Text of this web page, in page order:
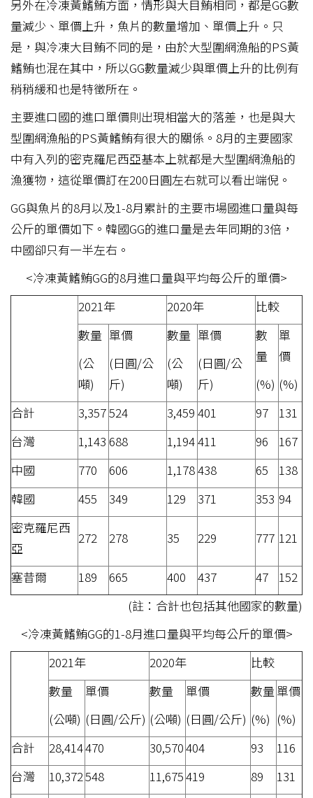
另外在冷凍黃鰭鮪方面，情形與大目鮪相同，都是GG數
量減少、單價上升，魚片的數量增加、單價上升。只
是，與冷凍大目鮪不同的是，由於大型圍網漁船的PS黃
鰭鮪也混在其中，所以GG數量減少與單價上升的比例有
稍稍緩和也是特徵所在。
主要進口國的進口單價則出現相當大的落差，也是與大
型圍網漁船的PS黃鰭鮪有很大的關係。8月的主要國家
中有入列的密克羅尼西亞基本上就都是大型圍網漁船的
漁獲物，這從單價訂在200日圓左右就可以看出端倪。
GG與魚片的8月以及1-8月累計的主要市場國進口量與每
公斤的單價如下。韓國GG的進口量是去年同期的3倍，
中國卻只有一半左右。
<冷凍黃鰭鮪GG的8月進口量與平均每公斤的單價>
2021年
2020年
比較
數量
(公
噸)
單價
(日圓/公
斤)
數量
(公
噸)
單價
(日圓/公
斤)
數
量
(%)
單
價
(%)
合計
3,357524 3,459 401 97
131
台灣
1,143 688 1,194411 96
167
中國
770 606 1,178438 65
138
韓國
455 349 129 371 353 94
密克羅尼西
亞
272 278 35 229 777 121
塞昔爾 189 665 400 437 47
152
(註：合計也包括其他國家的數量)
<冷凍黃鰭鮪GG的1-8月進口量與平均每公斤的單價>
2021年
2020年
比較
數量
(公噸)
單價
(日圓/公斤)
數量
(公噸)
單價
(日圓/公斤)
數量
(%)
單價
(%)
合計
28,414470 30,570404 93
116
台灣
10,372548 11,675419 89
131